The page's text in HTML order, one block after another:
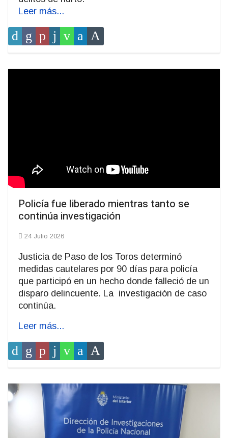
Leer más...
Policía fue liberado mientras tanto se
continúa investigación
24 Julio 2026
Justicia de Paso de los Toros determinó
medidas cautelares por 90 días para policía
que participó en un hecho donde falleció de un
disparo delincuente. La investigación de caso
continúa.
Leer más...